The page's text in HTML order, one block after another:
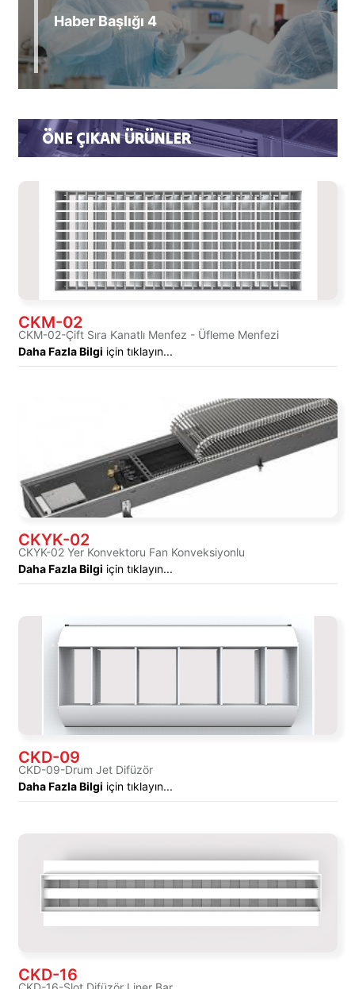
Haber Başlığı 4
ÖNE ÇIKAN ÜRÜNLER
CKM-02
CKM-02-Çift Sıra Kanatlı Menfez - Üfleme Menfezi
Daha Fazla Bilgi için tıklayın...
CKYK-02
CKYK-02 Yer Konvektoru Fan Konveksiyonlu
Daha Fazla Bilgi için tıklayın...
CKD-09
CKD-09-Drum Jet Difüzör
Daha Fazla Bilgi için tıklayın...
CKD-16